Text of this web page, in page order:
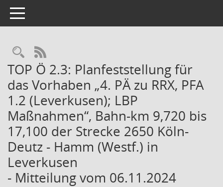
Toggle navigation
Rechercheauswahl
RSS-Feed
TOP Ö 2.3: Planfeststellung für
das Vorhaben „4. PÄ zu RRX, PFA
1.2 (Leverkusen); LBP
Maßnahmen“, Bahn-km 9,720 bis
17,100 der Strecke 2650 Köln-
Deutz - Hamm (Westf.) in
Leverkusen
- Mitteilung vom 06.11.2024